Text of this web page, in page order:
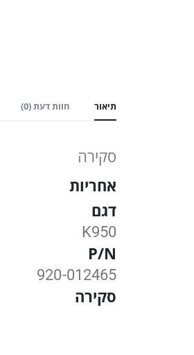
תיאור חוות דעת (0)
סקירה
אחריות
דגם
K950
P/N
920-012465
סקירה